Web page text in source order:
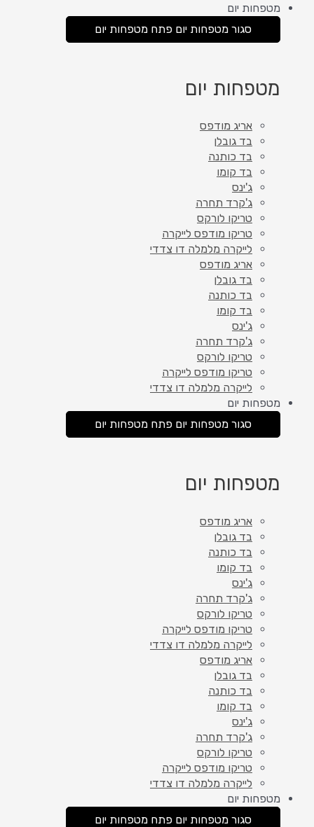
מטפחות יום
סגור מטפחות יום פתח מטפחות יום
מטפחות יום
אריג מודפס
בד גובלן
בד כותנה
בד קומו
ג'ינס
ג'קרד תחרה
טריקו לורקס
טריקו מודפס לייקרה
לייקרה מלמלה דו צדדי
אריג מודפס
בד גובלן
בד כותנה
בד קומו
ג'ינס
ג'קרד תחרה
טריקו לורקס
טריקו מודפס לייקרה
לייקרה מלמלה דו צדדי
מטפחות יום
סגור מטפחות יום פתח מטפחות יום
מטפחות יום
אריג מודפס
בד גובלן
בד כותנה
בד קומו
ג'ינס
ג'קרד תחרה
טריקו לורקס
טריקו מודפס לייקרה
לייקרה מלמלה דו צדדי
אריג מודפס
בד גובלן
בד כותנה
בד קומו
ג'ינס
ג'קרד תחרה
טריקו לורקס
טריקו מודפס לייקרה
לייקרה מלמלה דו צדדי
מטפחות יום
סגור מטפחות יום פתח מטפחות יום